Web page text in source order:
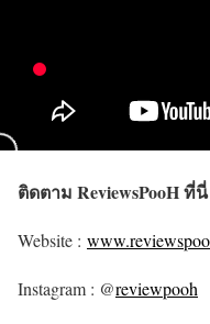
ติดตาม ReviewsPooH ที่นี่
Website :
Instagram : @reviewpooh